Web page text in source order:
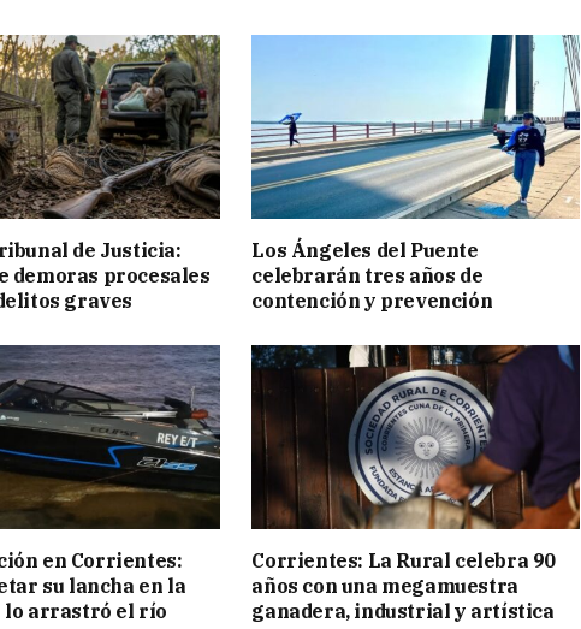
de Justicia:
demoras procesales
graves
Los Ángeles del Puente
celebrarán tres años de
contención y prevención
en Corrientes:
su lancha en la
lo arrastró el río
Corrientes: La Rural celebra 90
años con una megamuestra
ganadera, industrial y artística